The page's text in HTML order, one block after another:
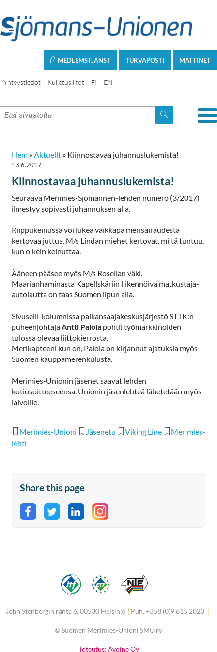
MATTINET
TURVAPOSTI
MEDLEMSTJÄNST
Yhteystiedot Kuljetusliitot FI EN
Hem »Aktuellt » Kiinnostavaa juhannuslukemista!
13.6.2017
Kiinnostavaa juhannuslukemista!
Seuraava Merimies-Sjömannen-lehden numero (3/2017)
ilmestyy sopivasti juhannuksen alla.
Riippukeinussa voi lukea vaikkapa merisairaudesta
kertovaa juttua. M/s Lindan miehet kertovat, miltä tuntuu,
kun oikein keinuttaa.
Ääneen pääsee myös M/s Rosellan väki.
Maarianhaminasta Kapellskäriin liikennöivä matkustaja-
autolautta on taas Suomen lipun alla.
Sivuseili-kolumnissa palkansaajakeskusjärjestö STTK:n
puheenjohtajaAntti Palola pohtii työmarkkinoiden
tulossa olevaa liittokierrosta.
Merikapteeni kun on, Palola on kirjannut ajatuksia myös
Suomen kauppamerenkulusta.
Merimies-Unionin jäsenet saavat lehden
kotiosoitteeseensa. Unionin jäsenlehteä lähetetään myös
laivoille.
Merimies-Unioni Jäsenetu Viking Line
Merimies-
lehti
Share this page
Share on Facebook
Share on Twitter
Share on LinkedIn
John Stenbergin ranta 6, 00530 Helsinki | Puh. +358 (0)9 615 2020 |
©Suomen Merimies-Unioni SMU ry
Toteutus: Avoine Oy